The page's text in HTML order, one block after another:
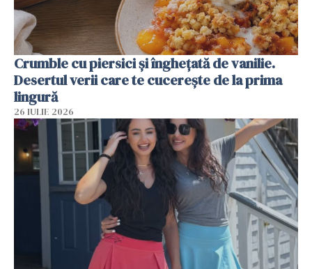
Crumble cu piersici și înghețată de vanilie.
Desertul verii care te cucerește de la prima
lingură
26 IULIE 2026